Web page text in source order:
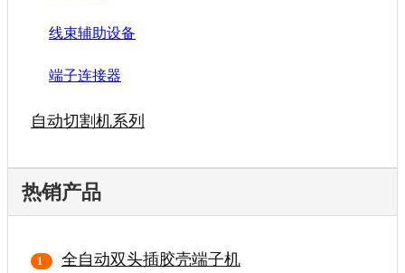
线束辅助设备
端子连接器
自动切割机系列
热销产品
全自动双头插胶壳端子机